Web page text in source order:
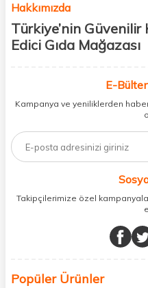
Hakkımızda
Türkiye’nin
Edici Gıda Mağazası
kişisel bakım hem de takviye
buluşturuyoruz. Artık mağaza
ihtiyacınız olan her şeyi tek bir
%100 orijinal kozmetik ve sağlık
vücudunuzu desteklemek için
minerallere kadar binlerce ürünü
sunuyoruz.
buluşturuyor ve online alışveriş
Sağlık, güzellik ve iyi yaşam için
değer katmak
E-
Kampanya ve yeniliklerden
Takipçilerimize özel
Popüler Ürünler